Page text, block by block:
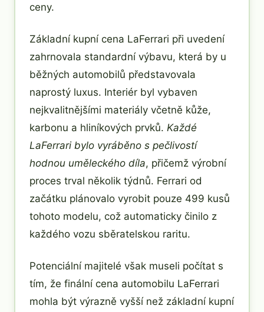
ceny.
Základní kupní cena LaFerrari při uvedení
zahrnovala standardní výbavu, která by u
běžných automobilů představovala
naprostý luxus. Interiér byl vybaven
nejkvalitnějšími materiály včetně kůže,
karbonu a hliníkových prvků. Každé
LaFerrari bylo vyráběno s pečlivostí
hodnou uměleckého díla, přičemž výrobní
proces trval několik týdnů. Ferrari od
začátku plánovalo vyrobit pouze 499 kusů
tohoto modelu, což automaticky činilo z
každého vozu sběratelskou raritu.
Potenciální majitelé však museli počítat s
tím, že finální cena automobilu LaFerrari
mohla být výrazně vyšší než základní kupní